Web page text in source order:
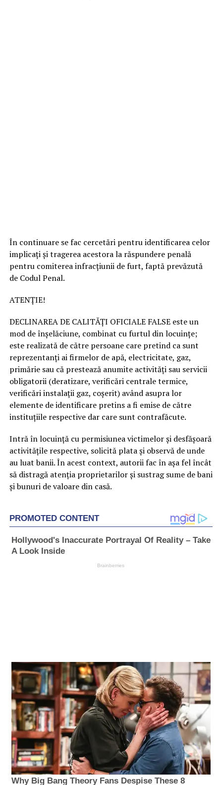
În continuare se fac cercetări pentru identificarea celor
implicați și tragerea acestora la răspundere penală
pentru comiterea infracțiunii de furt, faptă prevăzută
de Codul Penal.
ATENȚIE!
DECLINAREA DE CALITĂȚI OFICIALE FALSE este un
mod de înșelăciune, combinat cu furtul din locuințe;
este realizată de către persoane care pretind ca sunt
reprezentanți ai firmelor de apă, electricitate, gaz,
primărie sau că prestează anumite activități sau servicii
obligatorii (deratizare, verificări centrale termice,
verificări instalații gaz, coșerit) având asupra lor
elemente de identificare pretins a fi emise de către
instituțiile respective dar care sunt contrafăcute.
Intră în locuință cu permisiunea victimelor și desfășoară
activitățile respective, solicită plata și observă de unde
au luat banii. În acest context, autorii fac în așa fel încât
să distragă atenția proprietarilor și sustrag sume de bani
și bunuri de valoare din casă.